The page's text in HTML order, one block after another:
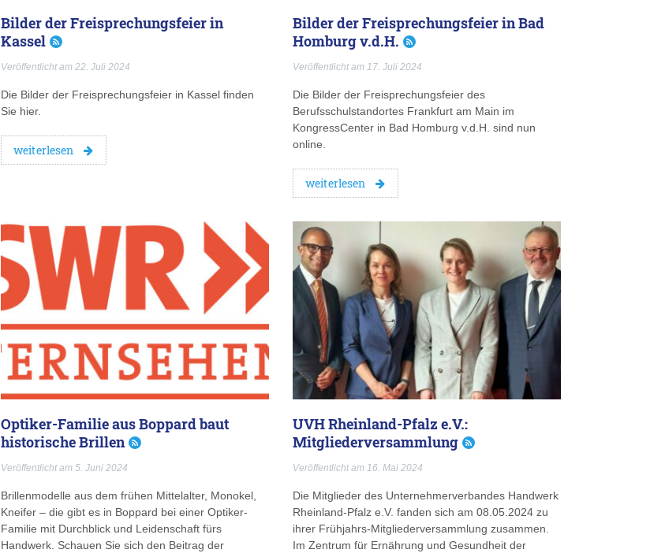
Bilder der Freisprechungsfeier in
Kassel
Veröffentlicht am 22. Juli 2024
Die Bilder der Freisprechungsfeier in Kassel finden
Sie hier.
weiterlesen
Bilder der Freisprechungsfeier in Bad
Homburg v.d.H.
Veröffentlicht am 17. Juli 2024
Die Bilder der Freisprechungsfeier des
Berufsschulstandortes Frankfurt am Main im
KongressCenter in Bad Homburg v.d.H. sind nun
online.
weiterlesen
Optiker-Familie aus Boppard baut
historische Brillen
Veröffentlicht am 5. Juni 2024
Brillenmodelle aus dem frühen Mittelalter, Monokel,
Kneifer – die gibt es in Boppard bei einer Optiker-
Familie mit Durchblick und Leidenschaft fürs
Handwerk. Schauen Sie sich den Beitrag der
UVH Rheinland-Pfalz e.V.:
Mitgliederversammlung
Veröffentlicht am 16. Mai 2024
Die Mitglieder des Unternehmerverbandes Handwerk
Rheinland-Pfalz e.V. fanden sich am 08.05.2024 zu
ihrer Frühjahrs-Mitgliederversammlung zusammen.
Im Zentrum für Ernährung und Gesundheit der